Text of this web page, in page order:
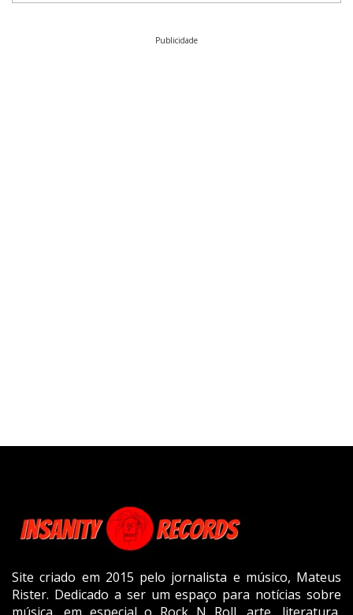
Publicidade
Site criado em 2015 pelo jornalista e músico, Mateus
Rister. Dedicado a ser um espaço para notícias sobre